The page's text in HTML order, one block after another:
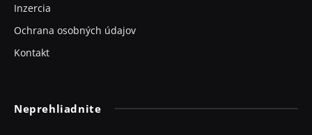
Inzercia
Ochrana osobných údajov
Kontakt
Neprehliadnite